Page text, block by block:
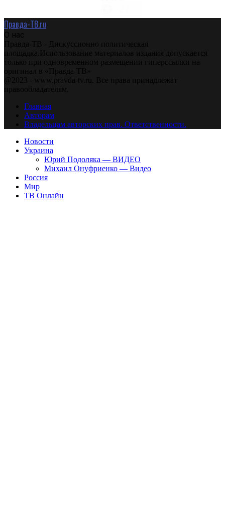
Правда-ТВ.ru
О нас
Правда-ТВ - Дискуссионно политическая
площадка.Использование материалов издания допускается
только при одновременном размещении гиперссылки на
оригинал в «Правда-ТВ»
@2023 - www.pravda-tv.ru. Все права принадлежат
правообладателям.
Главная
Авторам
Владельцам авторских прав. Ответственности.
Новости
Украина
Юрий Подоляка — ВИДЕО
Михаил Онуфриенко — Видео
Россия
Мир
ТВ Онлайн